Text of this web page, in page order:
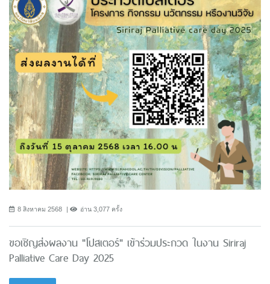
8 สิงหาคม 2568 อ่าน 3,077 ครั้ง
ขอเชิญส่งผลงาน "โปสเตอร์" เข้าร่วมประกวด ในงาน Siriraj
Palliative Care Day 2025